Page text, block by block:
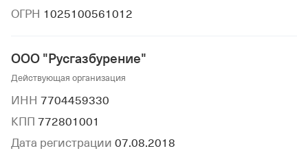
ОГРН 1025100561012
ООО "Русгазбурение"
Действующая организация
ИНН 7704459330
КПП 772801001
Дата регистрации 07.08.2018